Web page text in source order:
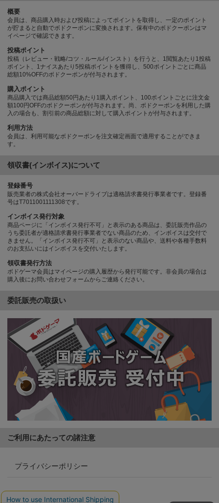
概要
会員は、商品購入時および投稿によってポイントを取得し、一定のポイント
が貯まると自動でボドクーポンに変換されます。保有中のボドクーポンはマ
イページで確認できます。
投稿ポイント
投稿（レビュー・戦略/コツ・ルール/インスト）を行うと、1閲覧あたり1投稿
ポイント、1ナイスあたり5投稿ポイントを獲得し、500ポイントごとに商品
総額10%OFFのボドクーポンが付与されます。
購入ポイント
商品購入では商品総額50円あたり1購入ポイント、100ポイントごとに注文金
額100円OFFのボドクーポンが付与されます。尚、ボドクーポンを利用した購
入の場合も、割引前の商品総額に対して購入ポイントが付与されます。
利用方法
会員は、利用可能なボドクーポンを注文確定画面で適用することができま
す。
領収書(インボイス)について
登録番号
販売業者の株式会社オーバードライブは適格請求書発行事業者です。登録番
号はT7011001111308です。
インボイス発行対象
商品ページに「インボイス発行不可」と表示のある商品は、委託販売作品の
うち委託者が適格請求書発行事業者でない商品のため、インボイスは交付で
きません。「インボイス発行不可」と表示のない商品や、送料や各種手数料
のお支払いにはインボイスを交付いたします。
領収書発行方法
ボドゲーマ会員はマイページの購入履歴から発行可能です。非会員の場合は
購入後にお問い合わせフォームからご連絡ください。
委託販売の取扱い
ご利用にあたっての諸注意
プライバシーポリシー
特定商取引法に基づく表記